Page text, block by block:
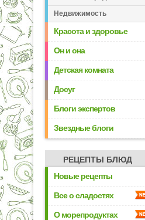
Недвижимость
Красота и здоровье
Он и она
Детская комната
Досуг
Блоги экспертов
Звездные блоги
РЕЦЕПТЫ БЛЮД
Новые рецепты
Все о сладостях
О морепродуктах